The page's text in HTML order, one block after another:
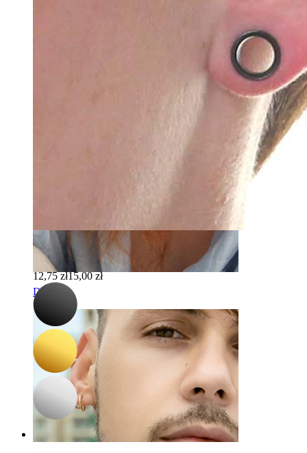
Dermal
-15%
Bodymod Essentials
Tunel ze stali chirurgicznej z o-ringiem
12,75 zł15,00 zł